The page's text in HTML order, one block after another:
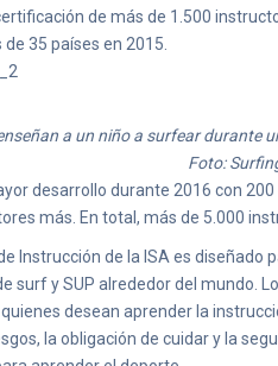
de más de 1.500
de 35 países en 2015.
a un niño a surfear durante
Foto:
desarrollo durante 2016 con
más. En total, más de 5.000
Instrucción de la ISA es
surf y SUP alrededor del mundo.
desean aprender la
la obligación de cuidar y la